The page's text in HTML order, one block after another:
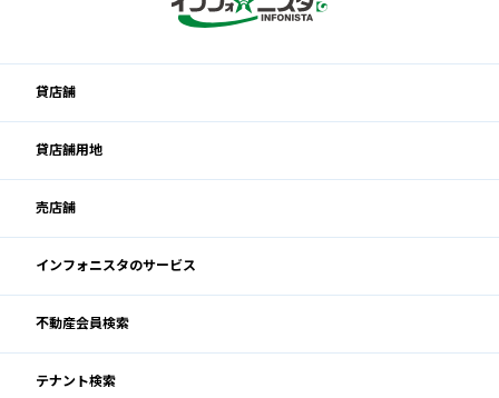
貸店舗
貸店舗用地
売店舗
インフォニスタのサービス
不動産会員検索
テナント検索